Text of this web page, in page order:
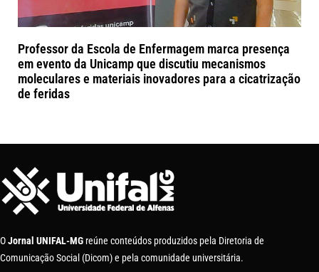
Professor da Escola de Enfermagem marca presença
em evento da Unicamp que discutiu mecanismos
moleculares e materiais inovadores para a cicatrização
de feridas
OJornal UNIFAL-MG reúne conteúdos produzidos pela Diretoria de
Comunicação Social (Dicom) e pela comunidade universitária.